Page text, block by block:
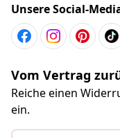
Unsere Social-
Vom Vertrag
Reiche einen
ein.